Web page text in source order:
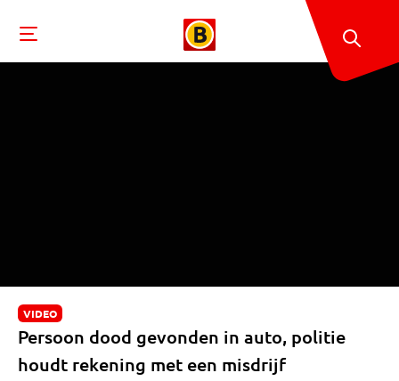
VIDEO
Persoon dood gevonden in auto, politie
houdt rekening met een misdrijf